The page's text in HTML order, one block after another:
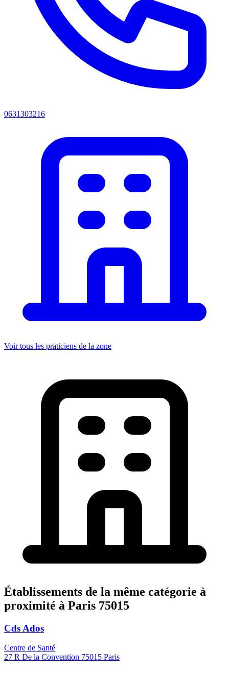
0631303216
Voir tous les praticiens de la zone
Établissements de la même catégorie à
proximité à Paris 75015
Cds Ados
Centre de Santé
27 R De la Convention 75015 Paris